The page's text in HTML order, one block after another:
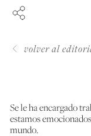
Accesorios
volver al
Se le ha encargado
estamos
mundo.